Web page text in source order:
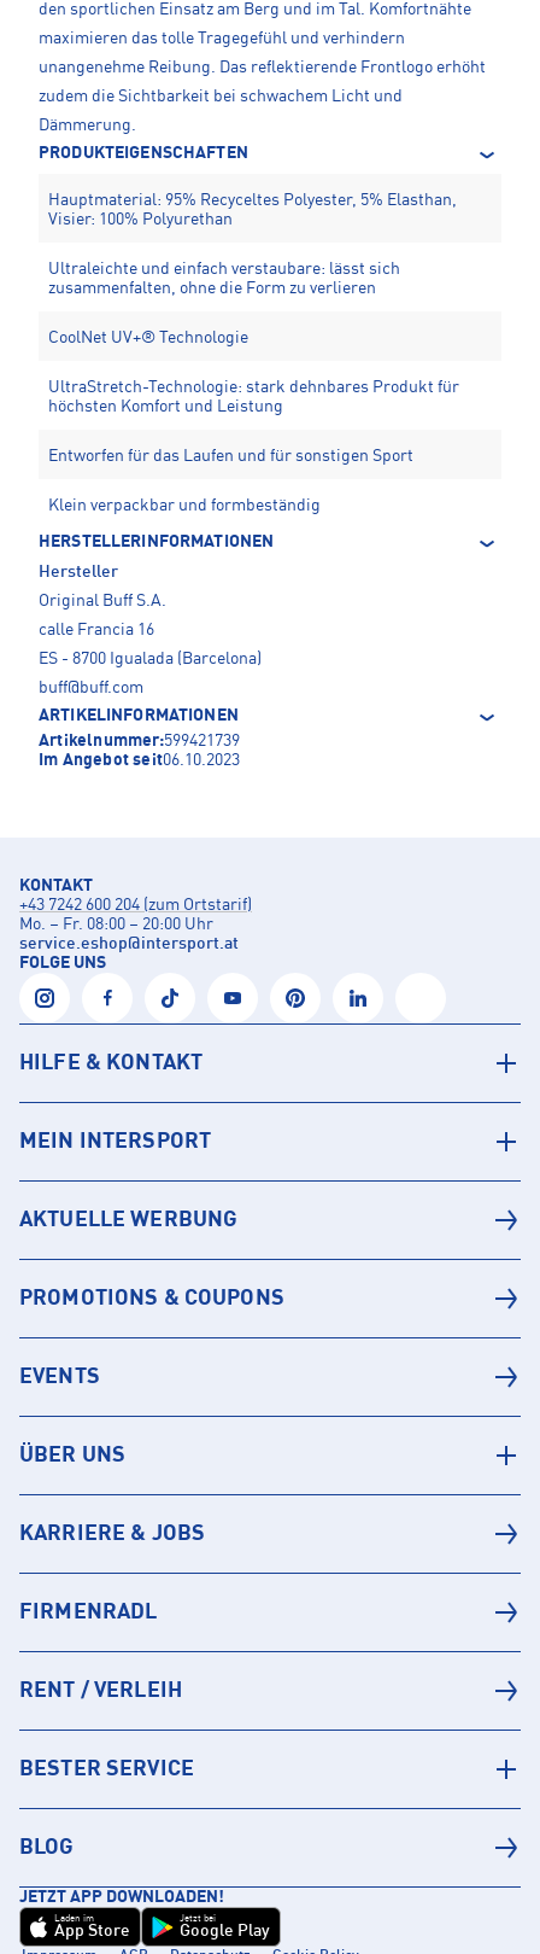
den sportlichen Einsatz am Berg und im Tal. Komfortnähte
maximieren das tolle Tragegefühl und verhindern
unangenehme Reibung. Das reflektierende Frontlogo erhöht
zudem die Sichtbarkeit bei schwachem Licht und
Dämmerung.
PRODUKTEIGENSCHAFTEN
Hauptmaterial: 95% Recyceltes Polyester, 5% Elasthan,
Visier: 100% Polyurethan
Ultraleichte und einfach verstaubare: lässt sich
zusammenfalten, ohne die Form zu verlieren
CoolNet UV+® Technologie
UltraStretch-Technologie: stark dehnbares Produkt für
höchsten Komfort und Leistung
Entworfen für das Laufen und für sonstigen Sport
Klein verpackbar und formbeständig
HERSTELLERINFORMATIONEN
Hersteller
Original Buff S.A.
calle Francia 16
ES - 8700 Igualada (Barcelona)
buff@buff.com
ARTIKELINFORMATIONEN
Artikelnummer:599421739
Im Angebot seit06.10.2023
KONTAKT
+43 7242 600 204 (zum Ortstarif)
Mo. – Fr. 08:00 – 20:00 Uhr
service.eshop@intersport.at
FOLGE UNS
HILFE & KONTAKT
MEIN INTERSPORT
AKTUELLE WERBUNG
PROMOTIONS & COUPONS
EVENTS
ÜBER UNS
KARRIERE & JOBS
FIRMENRADL
RENT / VERLEIH
BESTER SERVICE
BLOG
JETZT APP DOWNLOADEN!
Laden im
App Store
Jetzt bei
Google Play